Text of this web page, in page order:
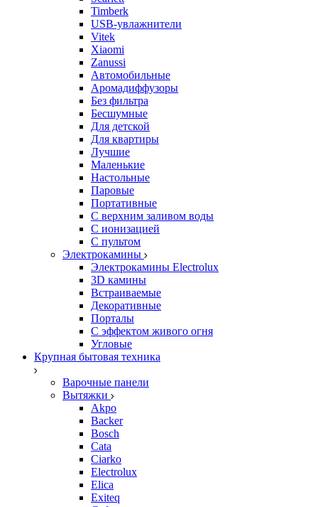
Timberk
USB-увлажнители
Vitek
Xiaomi
Zanussi
Автомобильные
Аромадиффузоры
Без фильтра
Бесшумные
Для детской
Для квартиры
Лучшие
Маленькие
Настольные
Паровые
Портативные
С верхним заливом воды
С ионизацией
С пультом
Электрокамины
Электрокамины Electrolux
3D камины
Встраиваемые
Декоративные
Порталы
С эффектом живого огня
Угловые
Крупная бытовая техника
Варочные панели
Вытяжки
Akpo
Backer
Bosch
Cata
Ciarko
Electrolux
Elica
Exiteq